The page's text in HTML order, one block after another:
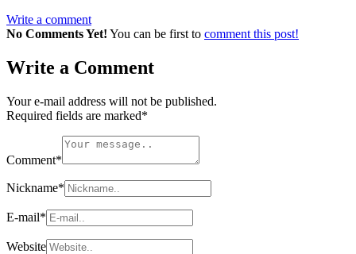
Write a comment
No Comments Yet! You can be first to comment this post!
Write a Comment
Your e-mail address will not be published.
Required fields are marked*
Comment*
Nickname*
E-mail*
Website